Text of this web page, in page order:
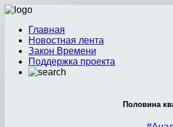
Главная
Новостная лента
Закон Времени
Поддержка проекта
Половина